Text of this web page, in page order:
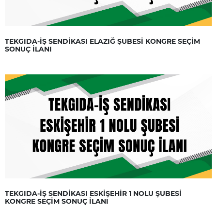
TEKGIDA-İŞ SENDİKASI ELAZIĞ ŞUBESİ KONGRE SEÇİM
SONUÇ İLANI
TEKGIDA-İŞ SENDİKASI ESKİŞEHİR 1 NOLU ŞUBESİ
KONGRE SEÇİM SONUÇ İLANI